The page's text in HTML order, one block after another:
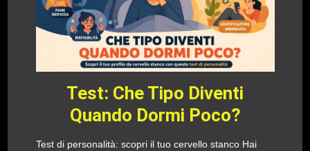
Test: Che Tipo Diventi
Quando Dormi Poco?
Test di personalità: scopri il tuo cervello stanco Hai